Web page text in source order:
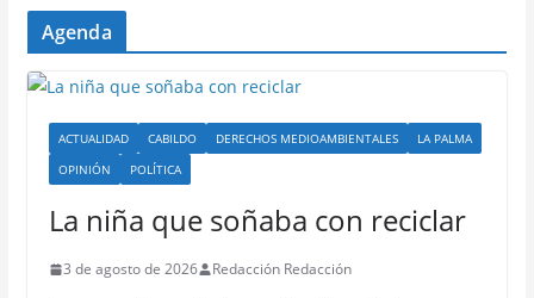
Agenda
ACTUALIDAD CABILDO DERECHOS MEDIOAMBIENTALES
LA PALMA
OPINIÓN
POLÍTICA
La niña que soñaba con reciclar
3 de agosto de 2026 Redacción Redacción